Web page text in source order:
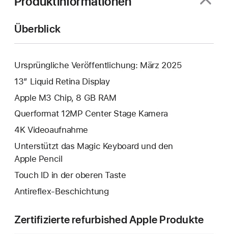
Überblick
Ursprüngliche Veröffentlichung: März 2025
13” Liquid Retina Display
Apple M3 Chip, 8 GB RAM
Querformat 12MP Center Stage Kamera
4K Video­aufnahme
Unterstützt das Magic Keyboard und den
Apple Pencil
Touch ID in der oberen Taste
Antireflex-Beschichtung
Zertifizierte refurbished Apple Produkte